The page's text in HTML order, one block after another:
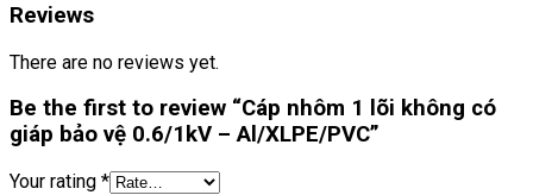
Reviews
There are no reviews yet.
Be the first to review “Cáp nhôm 1 lõi không có
giáp bảo vệ 0.6/1kV – Al/XLPE/PVC”
Your rating *